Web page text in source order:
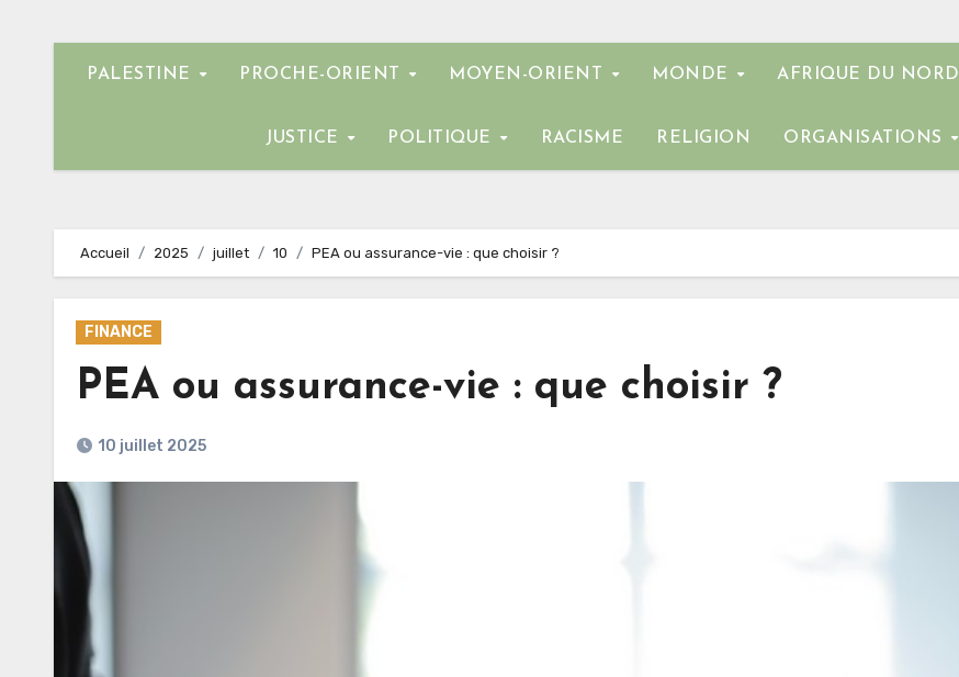
PALESTINE PROCHE-ORIENT MOYEN-ORIENT MONDE AFRIQUE DU NORD
JUSTICE POLITIQUE RACISME RELIGION ORGANISATIONS
Accueil 2025 juillet 10 PEA ou assurance-vie : que choisir ?
FINANCE
PEA ou assurance-vie : que choisir ?
10 juillet 2025